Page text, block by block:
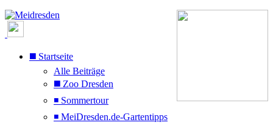
◼️ Startseite
Alle Beiträge
◼️ Zoo Dresden
◾ Sommertour
◾ MeiDresden.de-Gartentipps